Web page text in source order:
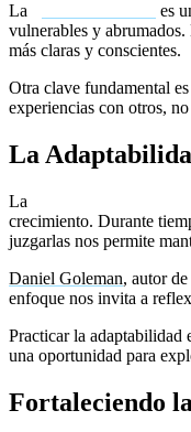
La es
vulnerables y
más claras y conscientes.
Otra clave fundamental
experiencias con otros,
La
La
crecimiento. Durante
juzgarlas nos permite
Daniel Goleman, autor de
enfoque nos invita a
Practicar la adaptabilidad
una oportunidad para
Fortaleciendo